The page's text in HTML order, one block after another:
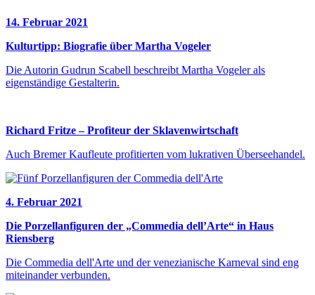
14. Februar 2021
Kulturtipp: Biografie über Martha Vogeler
Die Autorin Gudrun Scabell beschreibt Martha Vogeler als
eigenständige Gestalterin.
Richard Fritze – Profiteur der Sklavenwirtschaft
Auch Bremer Kaufleute profitierten vom lukrativen Überseehandel.
4. Februar 2021
Die Porzellanfiguren der „Commedia dell’Arte“ in Haus
Riensberg
Die Commedia dell'Arte und der venezianische Karneval sind eng
miteinander verbunden.